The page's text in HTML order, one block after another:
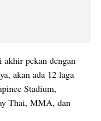
akhir pekan dengan
akan ada 12 laga
Stadium,
Thai, MMA, dan